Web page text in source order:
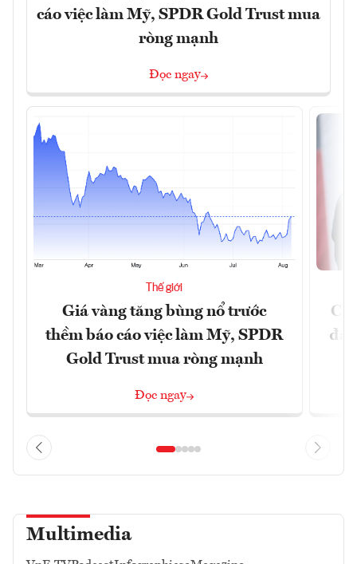
cáo việc làm Mỹ, SPDR Gold Trust mua
ròng mạnh
Đọc ngay
Thế giới
Giá vàng tăng bùng nổ trước
thềm báo cáo việc làm Mỹ, SPDR
Gold Trust mua ròng mạnh
Đọc ngay
đã
Multimedia